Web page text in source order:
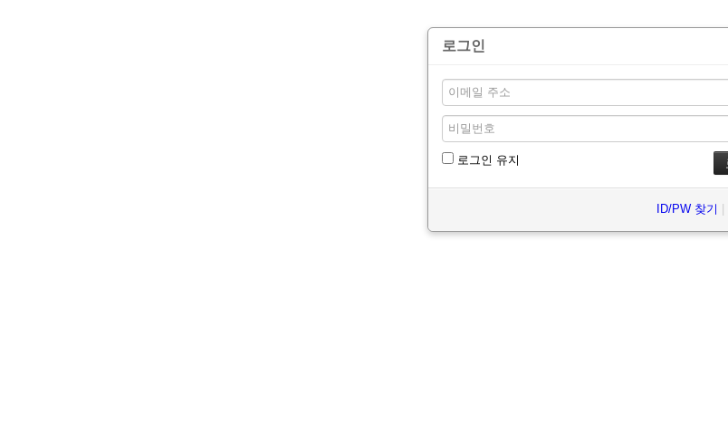
로그인
로그인 유지
ID/PW 찾기